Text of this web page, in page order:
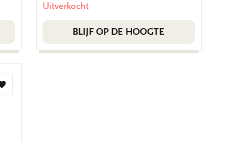
Uitverkocht
BLIJF OP DE HOOGTE
Toevoegen